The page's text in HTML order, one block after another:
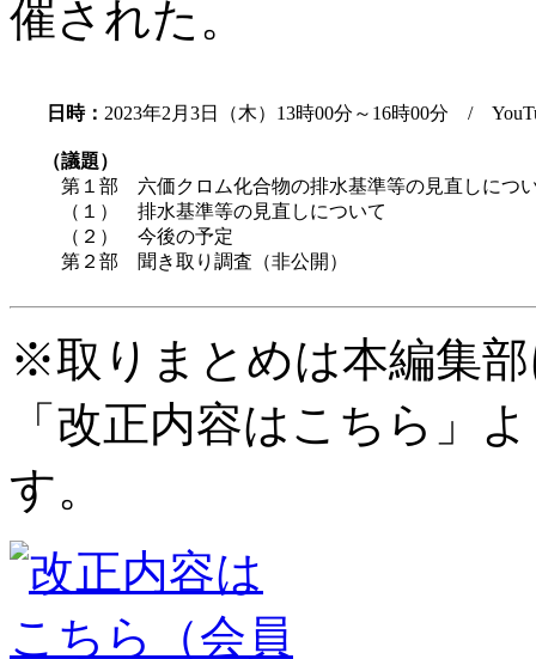
催された。
日時： 2023年2月3日（木）13時00分～16時00分 /
（議題）
第１部 六価クロム化合物の排水基準等の見直しにつ
（１） 排水基準等の見直しについて
（２） 今後の予定
第２部 聞き取り調査（非公開）
※取りまとめは本編集
「改正内容はこちら」
す。